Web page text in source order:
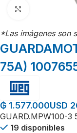
Click para
*Las imágenes son
75A)
₲ 1.577.000USD
GUARD.MPW100-3
19 disponibles